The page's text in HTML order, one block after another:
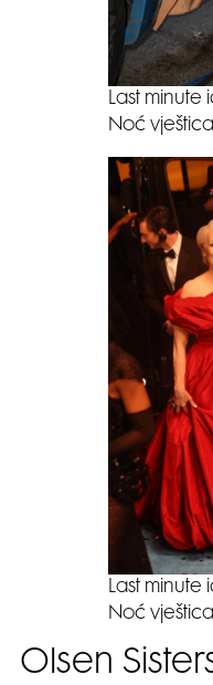
Last minute
Noć
Last minute
Noć
Olsen